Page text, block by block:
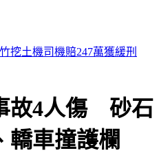
現夏日神曲
故4人傷 砂石
轎車撞護欄